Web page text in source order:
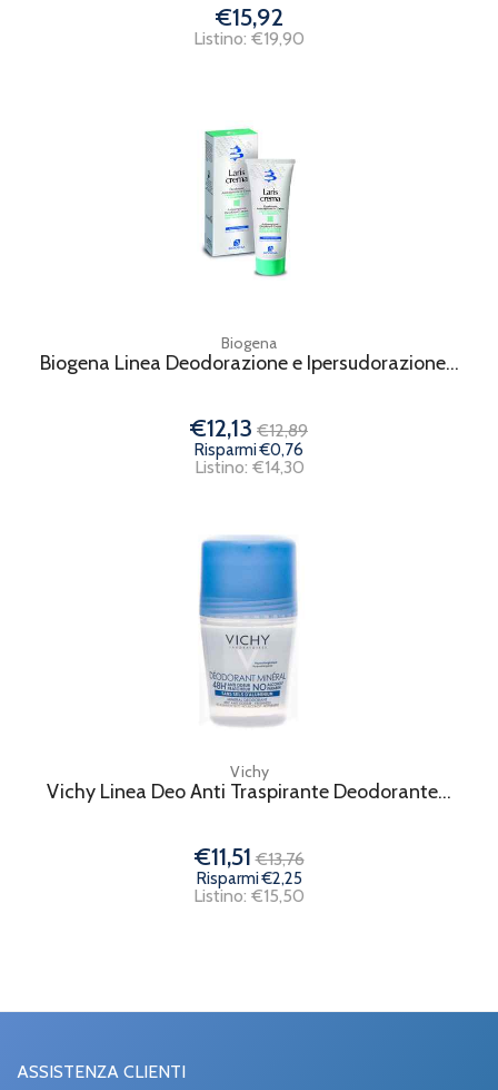
€15,92
Listino: €19,90
Biogena
Biogena Linea Deodorazione e Ipersudorazione...
€12,13 €12,89
Risparmi €0,76
Listino: €14,30
Vichy
Vichy Linea Deo Anti Traspirante Deodorante...
€11,51 €13,76
Risparmi €2,25
Listino: €15,50
ASSISTENZA CLIENTI